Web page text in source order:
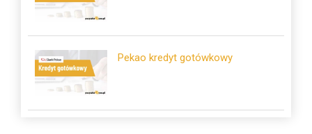
Pekao kredyt gotówkowy